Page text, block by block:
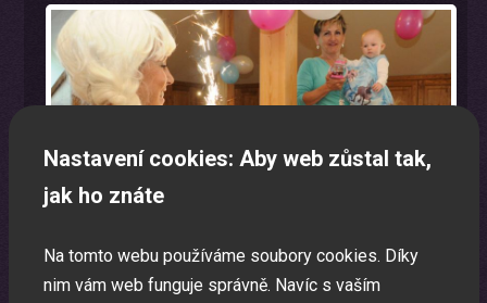
Nastavení cookies: Aby web zůstal tak,
jak ho znáte
Na tomto webu používáme soubory cookies. Díky
nim vám web funguje správně. Navíc s vaším